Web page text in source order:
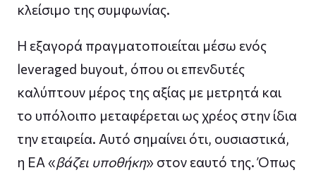
κλείσιμο της συμφωνίας.
Η εξαγορά πραγματοποιείται μέσω ενός
leveraged buyout, όπου οι επενδυτές
καλύπτουν μέρος της αξίας με μετρητά και
το υπόλοιπο μεταφέρεται ως χρέος στην ίδια
την εταιρεία. Αυτό σημαίνει ότι, ουσιαστικά,
η EA «βάζει υποθήκη» στον εαυτό της. Όπως